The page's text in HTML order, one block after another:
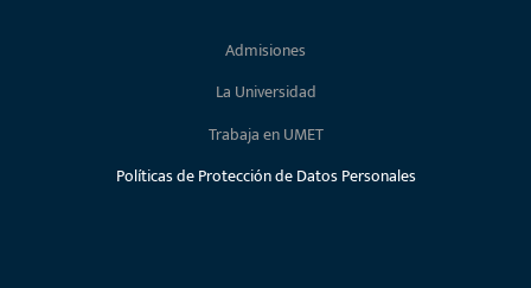
Admisiones
La Universidad
Trabaja en UMET
Políticas de Protección de Datos Personales